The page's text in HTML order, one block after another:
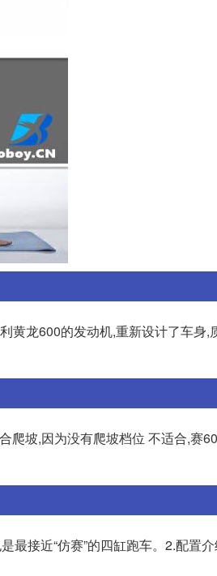
黄龙600的发动机,重新设计了车身,
爬坡,因为没有爬坡档位 不适合,赛
最接近“仿赛”的四缸跑车。2.配置